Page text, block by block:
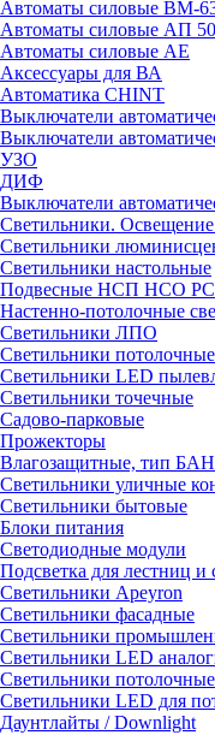
Автоматы силовые ВМ-
Автоматы силовые АП
Автоматы силовые АЕ
Аксессуары для ВА
Автоматика CHINT
Выключатели
Выключатели
УЗО
ДИФ
Выключатели
Светильники.
Светильники
Светильники настольные
Подвесные НСП НСО
Настенно-потолочные
Светильники ЛПО
Светильники
Светильники LED
Светильники точечные
Садово-парковые
Прожекторы
Влагозащитные, тип
Светильники уличные
Светильники бытовые
Блоки питания
Светодиодные модули
Подсветка для лестниц и
Светильники Apeyron
Светильники фасадные
Светильники
Светильники LED
Светильники
Светильники LED для
Даунтлайты / Downlight